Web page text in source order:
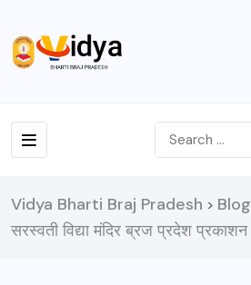
Vidya Bharti Braj Pradesh > Blog
सरस्वती विद्या मंदिर ब्रज प्रदेश प्रकाशन